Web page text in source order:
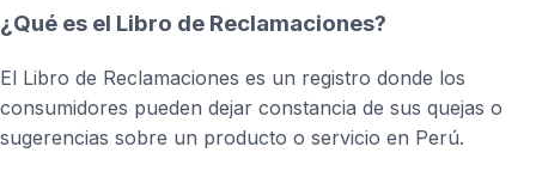
¿Qué es el Libro de Reclamaciones?
El Libro de Reclamaciones es un registro donde los
consumidores pueden dejar constancia de sus quejas o
sugerencias sobre un producto o servicio en Perú.